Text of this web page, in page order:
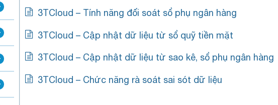
3TCloud – Tính năng đối soát sổ phụ ngân hàng
3TCloud – Cập nhật dữ liệu từ sổ quỹ tiền mặt
3TCloud – Cập nhật dữ liệu từ sao kê, sổ phụ ngân hàng
3TCloud – Chức năng rà soát sai sót dữ liệu